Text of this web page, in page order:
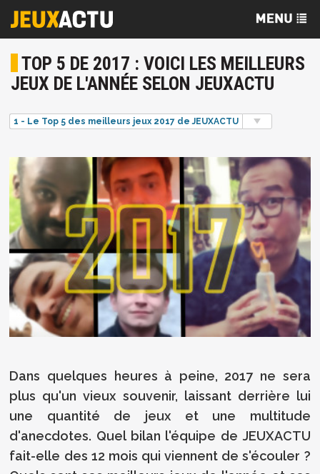
TOP 5 DE 2017 : VOICI LES MEILLEURS
JEUX DE L'ANNÉE SELON JEUXACTU
1 - Le Top 5 des meilleurs jeux 2017 de JEUXACTU
Dans quelques heures à peine, 2017 ne sera
plus qu'un vieux souvenir, laissant derrière lui
une quantité de jeux et une multitude
d'anecdotes. Quel bilan l'équipe de JEUXACTU
fait-elle des 12 mois qui viennent de s'écouler ?